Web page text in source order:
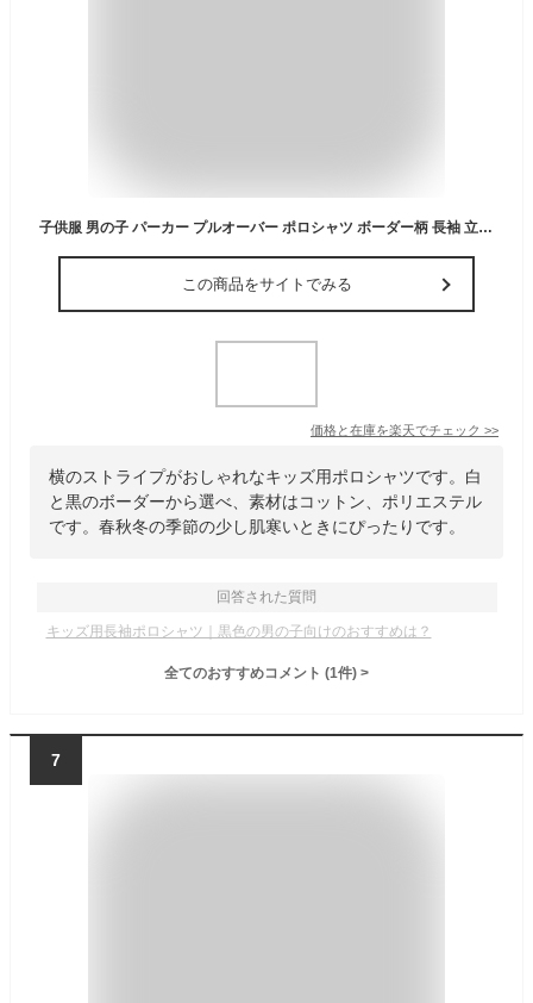
子供服 男の子 パーカー プルオーバー ポロシャツ ボーダー柄 長袖 立ち襟 トップス 春秋 冬 韓国子ども服 ベビーシャツ おしゃれ キッズ ファッション カジュアル 普段着 着心地快適 大人ぽい 白 黒 90 100 110 120 130 140cm
この商品をサイトでみる
価格と在庫を楽天でチェック >>
横のストライプがおしゃれなキッズ用ポロシャツです。白
と黒のボーダーから選べ、素材はコットン、ポリエステル
です。春秋冬の季節の少し肌寒いときにぴったりです。
回答された質問
キッズ用長袖ポロシャツ｜黒色の男の子向けのおすすめは？
全てのおすすめコメント (1件) >
7